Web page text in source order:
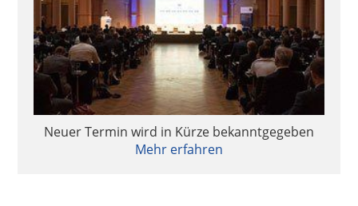
Neuer Termin wird in Kürze bekanntgegeben
Mehr erfahren